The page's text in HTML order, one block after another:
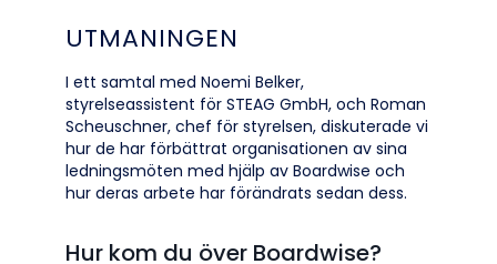
UTMANINGEN
I ett samtal med Noemi Belker,
styrelseassistent för STEAG GmbH, och Roman
Scheuschner, chef för styrelsen, diskuterade vi
hur de har förbättrat organisationen av sina
ledningsmöten med hjälp av Boardwise och
hur deras arbete har förändrats sedan dess.
Hur kom du över Boardwise?